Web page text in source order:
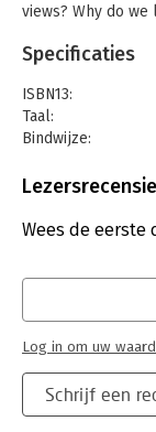
views? Why do
years ago?
than raw
the edge we all
beliefs and adapt
Told through
Grant's
the ultimate
when to question
how to inspire
Specificaties
ISBN13:
Taal:
Bindwijze:
Uitgever:
Wees de eerste
Schrijf een
Log in om uw